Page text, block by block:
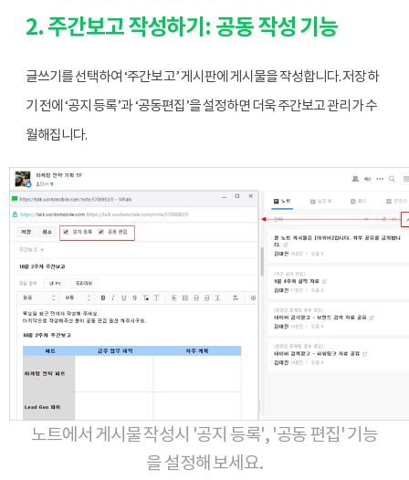
2. 주간보고 작성하기: 공동 작성 기능
글쓰기를 선택하여 ‘주간보고’ 게시판에 게시물을 작성합니다. 저장하
기 전에 ‘공지 등록’과 ‘공동편집’을 설정하면 더욱 주간보고 관리가 수
월해집니다.
노트에서 게시물 작성시 '공지 등록', '공동 편집' 기능
을 설정해 보세요.